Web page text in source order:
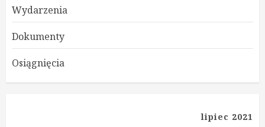
Wydarzenia
Dokumenty
Osiągnięcia
lipiec 2021